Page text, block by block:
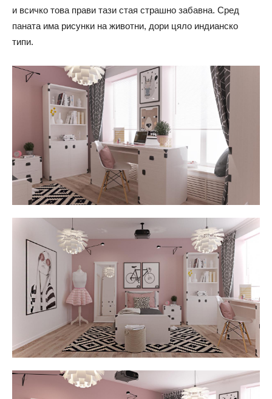
и всичко това прави тази стая страшно забавна. Сред
паната има рисунки на животни, дори цяло индианско
типи.